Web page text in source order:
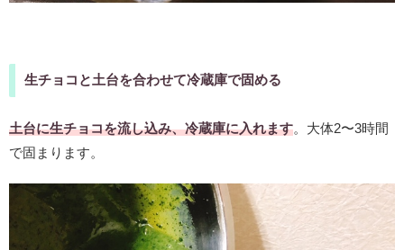
生チョコと土台を合わせて冷蔵庫で固める
土台に生チョコを流し込み、冷蔵庫に入れます。大体2〜3時間
で固まります。